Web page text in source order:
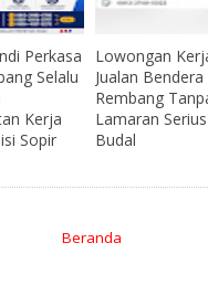
Perkasa
Selalu
Kerja
Sopir
Lowongan
Jualan Bendera
Rembang
Lamaran Serius
Budal
Beranda